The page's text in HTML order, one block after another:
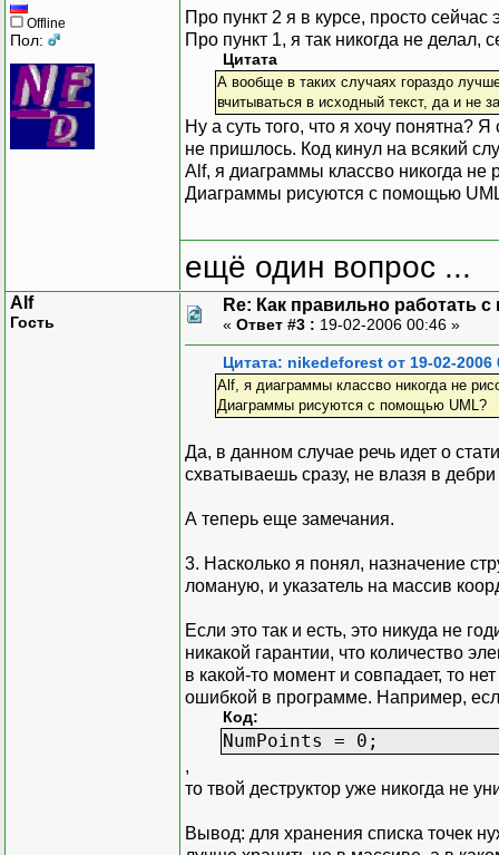
}
return 0;
}
Offline
Пол:
Про пункт 2 я в курсе, просто
Про пункт 1, я так никогда не делал,
Цитата
А вообще в таких случаях гораздо
вчитываться в исходный текст, да и не
Ну а суть того, что я хочу понятна?
не пришлось. Код кинул на всякий
Alf, я диаграммы классво никогда
Диаграммы рисуются с помощью
ещё один вопрос ...
Alf
Гость
Re: Как правильно работать с
« Ответ #3 : 19-02-2006 00:46 »
Цитата: nikedeforest от 19-02-2006
Alf, я диаграммы классво никогда не
Диаграммы рисуются с помощью UML?
Да, в данном случае речь идет о
схватываешь сразу, не влазя в
А теперь еще замечания.
3. Насколько я понял, назначение
ломаную, и указатель на массив
Если это так и есть, это никуда не
никакой гарантии, что количество
в какой-то момент и совпадает, то
ошибкой в программе. Например,
Код:
NumPoints = 0;
,
то твой деструктор уже никогда не
Вывод: для хранения списка точек